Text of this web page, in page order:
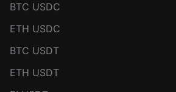
BTC USDC
ETH USDC
BTC USDT
ETH USDT